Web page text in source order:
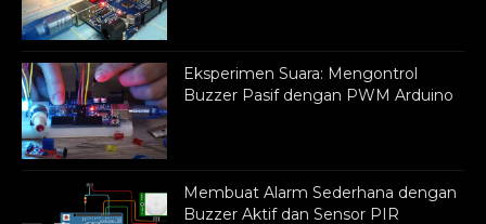
Eksperimen Suara: Mengontrol
Buzzer Pasif dengan PWM Arduino
Membuat Alarm Sederhana dengan
Buzzer Aktif dan Sensor PIR